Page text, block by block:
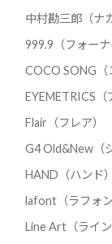
中村勘三郎（ナ
999.9（フォーナ
COCO SONG（
EYEMETRICS（
Flair（フレア）
G4 Old&New（
HAND（ハンド）
lafont（ラフォン
Line Art（ライン